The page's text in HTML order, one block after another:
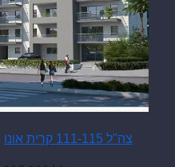
צה"ל 111-115 קרית אונו